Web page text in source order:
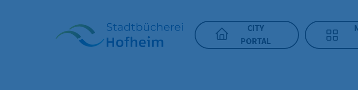
CITY
PORTAL